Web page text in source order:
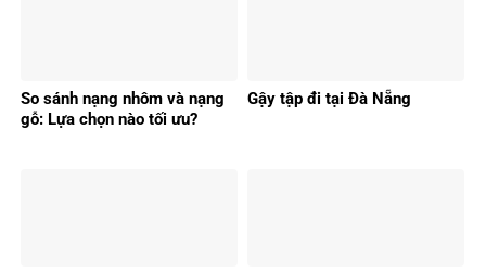
So sánh nạng nhôm và nạng
gỗ: Lựa chọn nào tối ưu?
Gậy tập đi tại Đà Nẵng